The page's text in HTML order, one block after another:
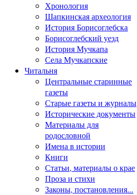
Хронология
Шапкинская археология
История Борисоглебска
Борисоглебский уезд
История Мучкапа
Села Мучкапские
Читальня
Центральные старинные
газеты
Старые газеты и журналы
Исторические документы
Материалы для
родословной
Имена в истории
Книги
Статьи, материалы о крае
Проза и стихи
Законы, постановления...